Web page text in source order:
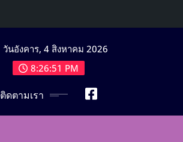
วันอังคาร, 4 สิงหาคม 2026
8:26:54 PM
ติดตามเรา